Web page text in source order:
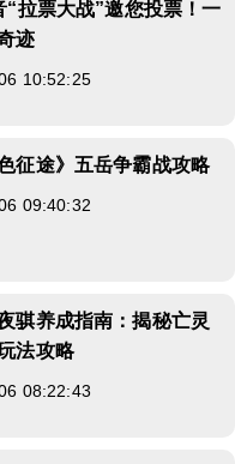
“拉票大战”邀您投票！一
迹
10:52:25
征途》五岳争霸战攻略
09:40:32
骐养成指南：揭秘亡灵
法攻略
08:22:43